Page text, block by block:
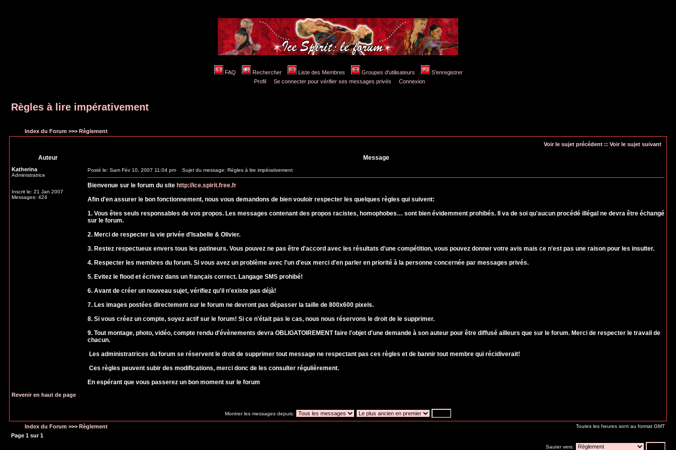
FAQ Rechercher Liste des Membres Groupes d'utilisateurs
S'enregistrer
Profil
Se connecter pour vérifier ses messages privés Connexion
Règles à lire impérativement
Index du Forum >>> Règlement
Voir le sujet précédent :: Voir le sujet suivant
Auteur Message
Katherina
Administratrice
Inscrit le: 21 Jan 2007
Messages: 424
Posté le: Sam Fév 10, 2007 11:04 pm Sujet du message: Règles à lire impérativement
Bienvenue sur le forum du site http://ice.spirit.free.fr
Afin d'en assurer le bon fonctionnement, nous vous demandons de bien vouloir respecter les quelques règles qui suivent:
1. Vous êtes seuls responsables de vos propos. Les messages contenant des propos racistes, homophobes… sont bien évidemment prohibés. Il va de soi qu'aucun procédé illégal ne devra être échangé
sur le forum.
2. Merci de respecter la vie privée d'Isabelle & Olivier.
3. Restez respectueux envers tous les patineurs. Vous pouvez ne pas être d'accord avec les résultats d'une compétition, vous pouvez donner votre avis mais ce n'est pas une raison pour les insulter.
4. Respecter les membres du forum. Si vous avez un problème avec l'un d'eux merci d'en parler en priorité à la personne concernée par messages privés.
5. Evitez le flood et écrivez dans un français correct. Langage SMS prohibé!
6. Avant de créer un nouveau sujet, vérifiez qu'il n'existe pas déjà!
7. Les images postées directement sur le forum ne devront pas dépasser la taille de 800x600 pixels.
8. Si vous créez un compte, soyez actif sur le forum! Si ce n'était pas le cas, nous nous réservons le droit de le supprimer.
9. Tout montage, photo, vidéo, compte rendu d'évènements devra OBLIGATOIREMENT faire l'objet d'une demande à son auteur pour être diffusé ailleurs que sur le forum. Merci de respecter le travail de
chacun.
Les administratrices du forum se réservent le droit de supprimer tout message ne respectant pas ces règles et de bannir tout membre qui récidiverait!
Ces règles peuvent subir des modifications, merci donc de les consulter régulièrement.
En espérant que vous passerez un bon moment sur le forum
Revenir en haut de page
Montrer les messages depuis:
Index du Forum >>> Règlement Toutes les heures sont au format GMT
Page 1 sur1
Sauter vers: